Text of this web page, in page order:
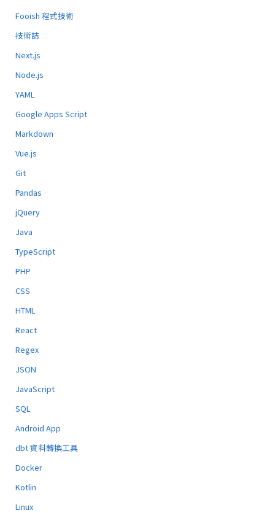
Fooish 程式技術
技術誌
Next.js
Node.js
YAML
Google Apps Script
Markdown
Vue.js
Git
Pandas
jQuery
Java
TypeScript
PHP
CSS
HTML
React
Regex
JSON
JavaScript
SQL
Android App
dbt 資料轉換工具
Docker
Kotlin
Linux